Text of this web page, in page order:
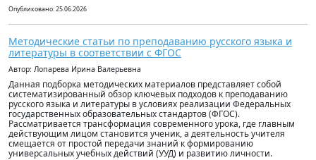
Опубликовано: 25.06.2026
Методические статьи по преподаванию русского языка и
литературы в соответствии с ФГОС
Автор: Лопарева Ирина Валерьевна
Данная подборка методических материалов представляет собой
систематизированный обзор ключевых подходов к преподаванию
русского языка и литературы в условиях реализации Федеральных
государственных образовательных стандартов (ФГОС).
Рассматривается трансформация современного урока, где главным
действующим лицом становится ученик, а деятельность учителя
смещается от простой передачи знаний к формированию
универсальных учебных действий (УУД) и развитию личности.